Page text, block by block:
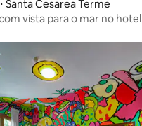
Santa Cesarea Terme
vista para o mar no hotel